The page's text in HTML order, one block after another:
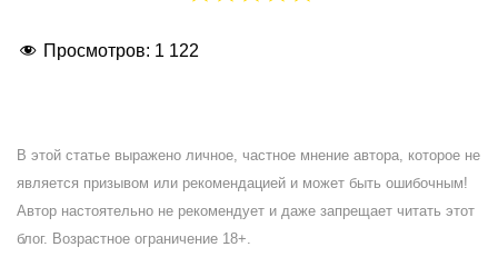
Просмотров: 1 122
В этой статье выражено личное, частное мнение автора, которое не
является призывом или рекомендацией и может быть ошибочным!
Автор настоятельно не рекомендует и даже запрещает читать этот
блог. Возрастное ограничение 18+.